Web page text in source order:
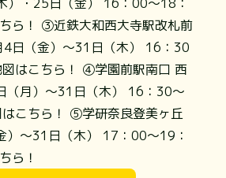
ら！ ③近鉄大和西大寺駅改札前
日（金）～31日（木） 16：30
はこちら！ ④学園前駅南口 西
（月）～31日（木） 16：30～
こちら！ ⑤学研奈良登美ヶ丘
）～31日（木） 17：00～19：
ら！